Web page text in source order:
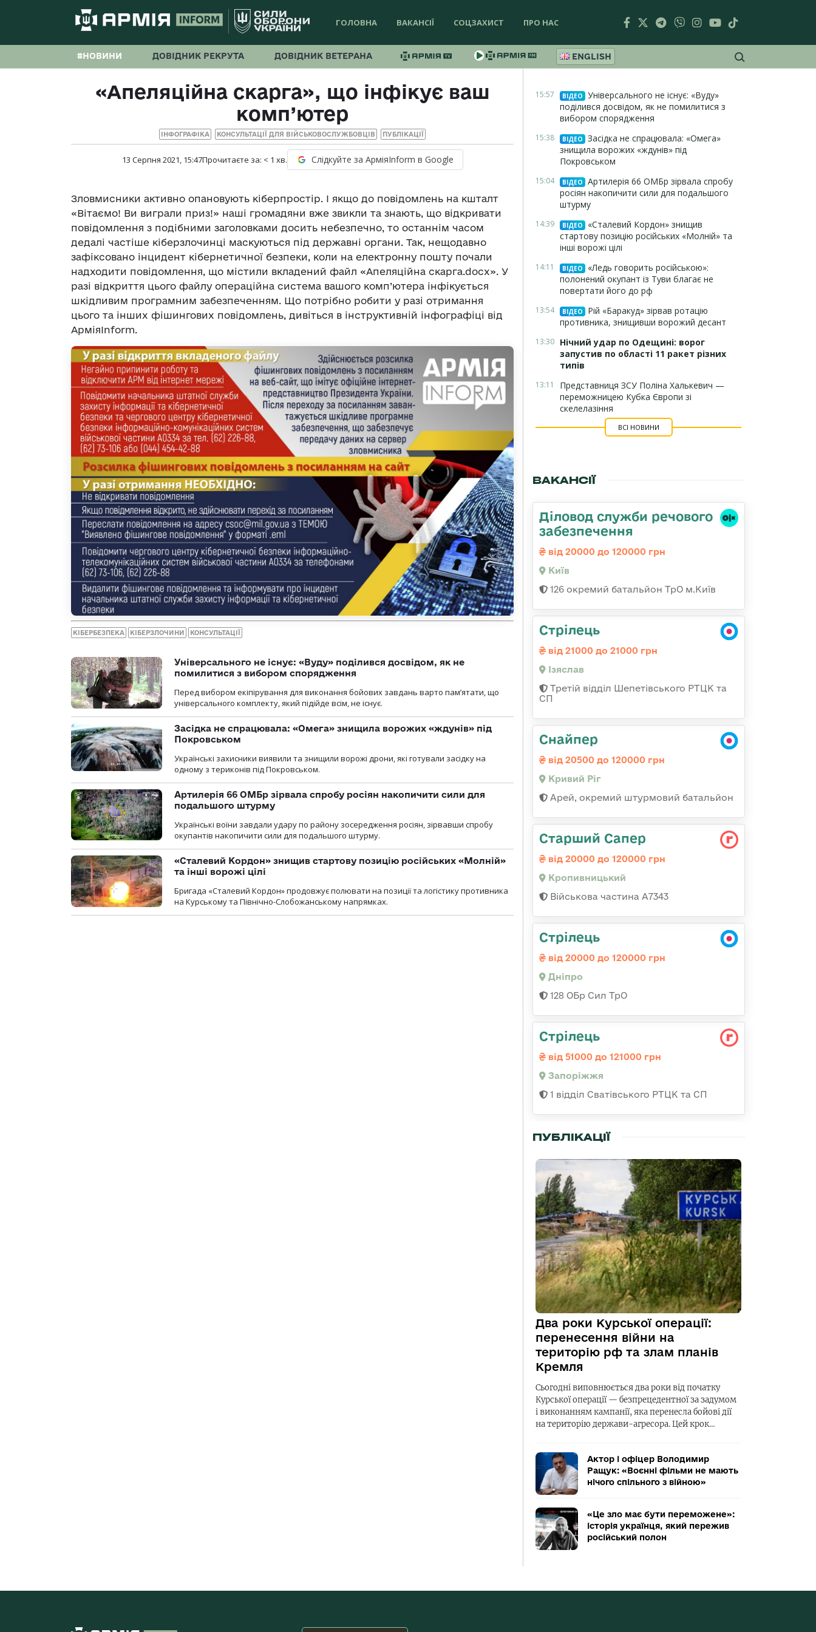
ГОЛОВНА ВАКАНСІЇ СОЦЗАХИСТ ПРО НАС
#НОВИНИ ДОВІДНИК РЕКРУТА ДОВІДНИК ВЕТЕРАНА ENGLISH
«Апеляційна скарга», що інфікує ваш
комп’ютер
ІНФОГРАФІКА КОНСУЛЬТАЦІЇ ДЛЯ ВІЙСЬКОВОСЛУЖБОВЦІВ ПУБЛІКАЦІЇ
13 Серпня 2021, 15:47Прочитаєте за: < 1 хв. Слідкуйте за АрміяInform в Google
Зловмисники активно опановують кіберпростір. І якщо до повідомлень на кшталт
«Вітаємо! Ви виграли приз!» наші громадяни вже звикли та знають, що відкривати
повідомлення з подібними заголовками досить небезпечно, то останнім часом
дедалі частіше кіберзлочинці маскуються під державні органи. Так, нещодавно
зафіксовано інцидент кібернетичної безпеки, коли на електронну пошту почали
надходити повідомлення, що містили вкладений файл «Апеляційна скарга.docx». У
разі відкриття цього файлу операційна система вашого комп’ютера інфікується
шкідливим програмним забезпеченням. Що потрібно робити у разі отримання
цього та інших фішингових повідомлень, дивіться в інструктивній інфографіці від
АрміяInform.
КІБЕРБЕЗПЕКА КІБЕРЗЛОЧИНИ КОНСУЛЬТАЦІЇ
Універсального не існує: «Вуду» поділився досвідом, як не
помилитися з вибором спорядження
Перед вибором екіпірування для виконання бойових завдань варто пам’ятати, що
універсального комплекту, який підійде всім, не існує.
Засідка не спрацювала: «Омега» знищила ворожих «ждунів» під
Покровськом
Українські захисники виявили та знищили ворожі дрони, які готували засідку на
одному з териконів під Покровськом.
Артилерія 66 ОМБр зірвала спробу росіян накопичити сили для
подальшого штурму
Українські воїни завдали удару по району зосередження росіян, зірвавши спробу
окупантів накопичити сили для подальшого штурму.
«Сталевий Кордон» знищив стартову позицію російських «Молній»
та інші ворожі цілі
Бригада «Сталевий Кордон» продовжує полювати на позиції та логістику противника
на Курському та Північно-Слобожанському напрямках.
15:57 ВІДЕО
Універсального не існує: «Вуду»
поділився досвідом, як не помилитися з
вибором спорядження
15:38 ВІДЕО
Засідка не спрацювала: «Омега»
знищила ворожих «ждунів» під
Покровськом
15:04 ВІДЕО
Артилерія 66 ОМБр зірвала спробу
росіян накопичити сили для подальшого
штурму
14:39 ВІДЕО
«Сталевий Кордон» знищив
стартову позицію російських «Молній» та
інші ворожі цілі
14:11 ВІДЕО
«Ледь говорить російською»:
полонений окупант із Туви благає не
повертати його до рф
13:54 ВІДЕО
Рій «Баракуд» зірвав ротацію
противника, знищивши ворожий десант
13:30 Нічний удар по Одещині: ворог
запустив по області 11 ракет різних
типів
13:11
Представниця ЗСУ Поліна Халькевич —
переможницею Кубка Європи зі
скелелазіння
ВСІ НОВИНИ
ВАКАНСІЇ
Діловод служби речового
забезпечення
від 20000 до 120000 грн
Київ
126 окремий батальйон ТрО м.Київ
Стрілець
від 21000 до 21000 грн
Ізяслав
Третій відділ Шепетівського РТЦК та
СП
Снайпер
від 20500 до 120000 грн
Кривий Ріг
Арей, окремий штурмовий батальйон
Старший Сапер
від 20000 до 120000 грн
Кропивницький
Військова частина А7343
Стрілець
від 20000 до 120000 грн
Дніпро
128 ОБр Сил ТрО
Стрілець
від 51000 до 121000 грн
Запоріжжя
1 відділ Сватівського РТЦК та СП
ПУБЛІКАЦІЇ
Два роки Курської операції:
перенесення війни на
територію рф та злам планів
Кремля
Сьогодні виповнюється два роки від початку
Курської операції — безпрецедентної за задумом
і виконанням кампанії, яка перенесла бойові дії
на територію держави-агресора. Цей крок…
Актор і офіцер Володимир
Ращук: «Воєнні фільми не мають
нічого спільного з війною»
«Це зло має бути переможене»:
історія українця, який пережив
російський полон